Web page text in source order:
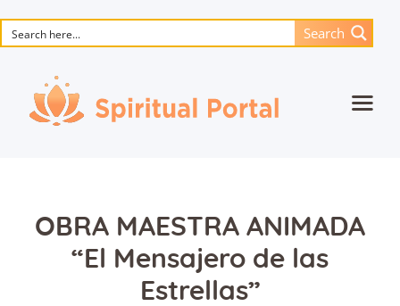
Search
Libros
OBRA MAESTRA ANIMADA
“El Mensajero de las
Estrellas”